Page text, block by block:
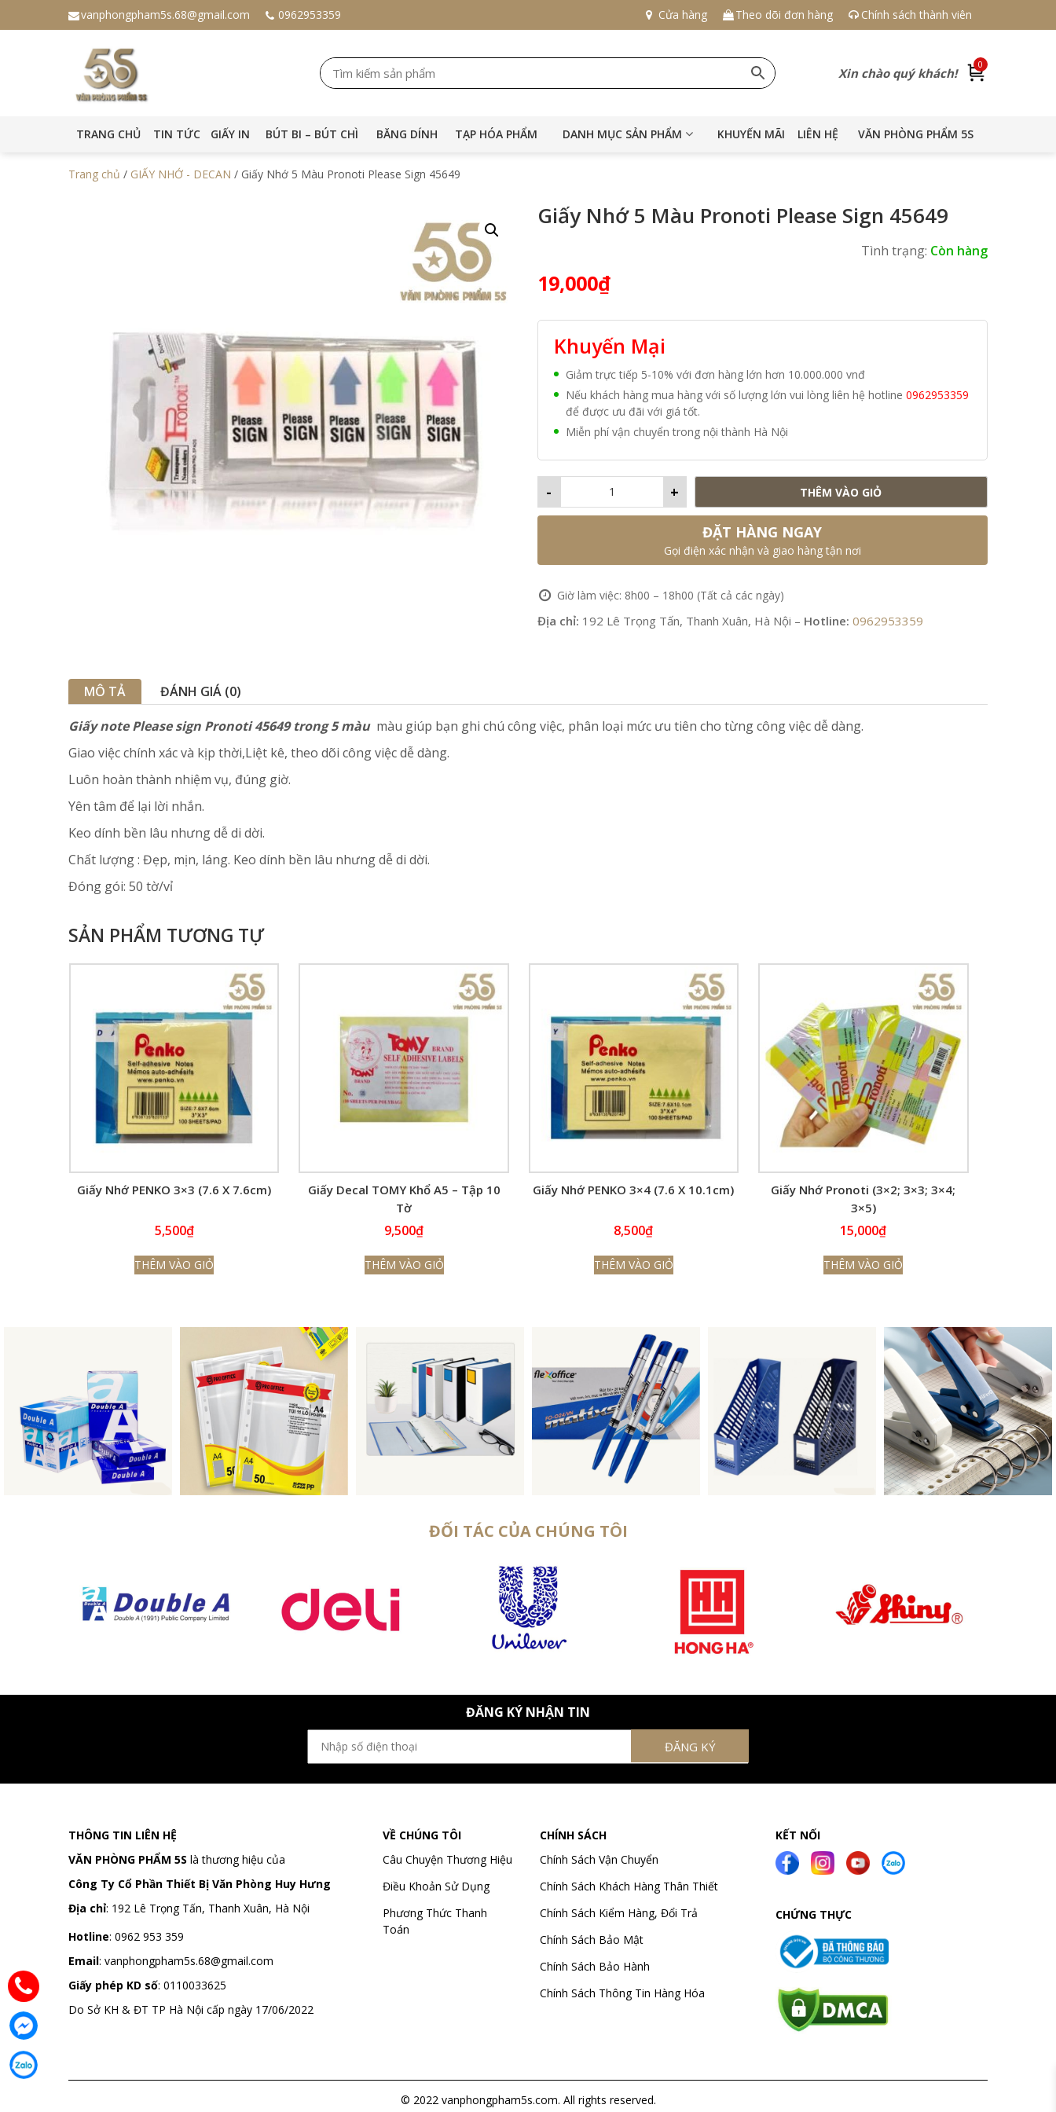
vanphongpham5s.68@gmail.com 0962953359 Cửa hàng Theo dõi đơn hàng Chính sách thành viên
Xin chào quý khách!
0
TRANG CHỦ TIN TỨC GIẤY IN BÚT BI – BÚT CHÌ BĂNG DÍNH TẠP HÓA PHẨM DANH MỤC SẢN PHẨM KHUYẾN MÃI LIÊN HỆ VĂN PHÒNG PHẨM 5S
Trang chủ / GIẤY NHỚ - DECAN / Giấy Nhớ 5 Màu Pronoti Please Sign 45649
Giấy Nhớ 5 Màu Pronoti Please Sign 45649
Tình trạng: Còn hàng
19,000₫
Khuyến Mại
Giảm trực tiếp 5-10% với đơn hàng lớn hơn 10.000.000 vnđ
Nếu khách hàng mua hàng với số lượng lớn vui lòng liên hệ hotline 0962953359
để được ưu đãi với giá tốt.
Miễn phí vận chuyển trong nội thành Hà Nội
+
- THÊM VÀO GIỎ
ĐẶT HÀNG NGAY
Gọi điện xác nhận và giao hàng tận nơi
Giờ làm việc: 8h00 – 18h00 (Tất cả các ngày)
Địa chỉ: 192 Lê Trọng Tấn, Thanh Xuân, Hà Nội – Hotline: 0962953359
MÔ TẢ
ĐÁNH GIÁ (0)
Giấy note Please sign Pronoti 45649 trong 5 màu màu giúp bạn ghi chú công việc, phân loại mức ưu tiên cho từng công việc dễ dàng.
Giao việc chính xác và kịp thời,Liệt kê, theo dõi công việc dễ dàng.
Luôn hoàn thành nhiệm vụ, đúng giờ.
Yên tâm để lại lời nhắn.
Keo dính bền lâu nhưng dễ di dời.
Chất lượng : Đẹp, mịn, láng. Keo dính bền lâu nhưng dễ di dời.
Đóng gói: 50 tờ/vỉ
SẢN PHẨM TƯƠNG TỰ
Giấy Nhớ PENKO 3×3 (7.6 X 7.6cm)
5,500₫
THÊM VÀO GIỎ
Giấy Decal TOMY Khổ A5 – Tập 10
Tờ
9,500₫
THÊM VÀO GIỎ
Giấy Nhớ PENKO 3×4 (7.6 X 10.1cm)
8,500₫
THÊM VÀO GIỎ
Giấy Nhớ Pronoti (3×2; 3×3; 3×4;
3×5)
15,000₫
THÊM VÀO GIỎ
ĐỐI TÁC CỦA CHÚNG TÔI
ĐĂNG KÝ NHẬN TIN
THÔNG TIN LIÊN HỆ
VĂN PHÒNG PHẨM 5S là thương hiệu của
Công Ty Cổ Phần Thiết Bị Văn Phòng Huy Hưng
Địa chỉ: 192 Lê Trọng Tấn, Thanh Xuân, Hà Nội
Hotline: 0962 953 359
Email: vanphongpham5s.68@gmail.com
Giấy phép KD số: 0110033625
Do Sở KH & ĐT TP Hà Nội cấp ngày 17/06/2022
VỀ CHÚNG TÔI
Câu Chuyện Thương Hiệu
Điều Khoản Sử Dụng
Phương Thức Thanh
Toán
CHÍNH SÁCH
Chính Sách Vận Chuyển
Chính Sách Khách Hàng Thân Thiết
Chính Sách Kiểm Hàng, Đổi Trả
Chính Sách Bảo Mật
Chính Sách Bảo Hành
Chính Sách Thông Tin Hàng Hóa
KẾT NỐI
CHỨNG THỰC
© 2022 vanphongpham5s.com. All rights reserved.